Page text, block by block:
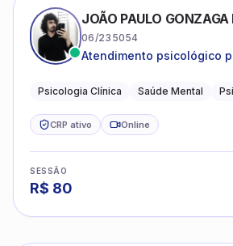
JOÃO PAULO GONZAGA
06/235054
Atendimento psicológico
depressão e autoestima.
Psicologia Clínica Saúde Mental
CRP ativo Online
SESSÃO
R$ 80